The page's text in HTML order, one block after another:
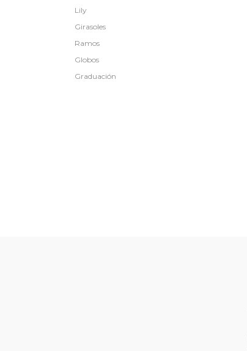
Lily
Girasoles
Ramos
Globos
Graduación